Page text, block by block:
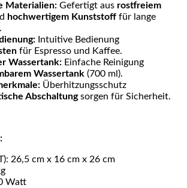
Materialien: Gefertigt aus rostfreiem
hochwertigem Kunststoff für lange
Intuitive Bedienung
für Espresso und Kaffee.
Wassertank: Einfache Reinigung
Wassertank (700 ml).
Überhitzungsschutz
Abschaltungsorgen für Sicherheit.
26,5 cm x 16 cm x 26 cm
Watt